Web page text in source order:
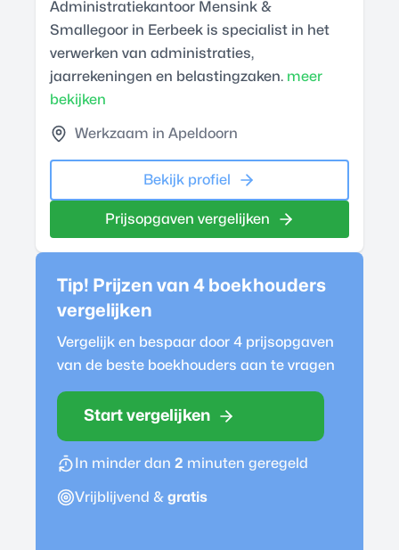
Administratiekantoor Mensink &
Smallegoor in Eerbeek is specialist in het
verwerken van administraties,
jaarrekeningen en belastingzaken. meer
bekijken
Werkzaam in Apeldoorn
Bekijk profiel
Prijsopgaven vergelijken
Tip! Prijzen van 4 boekhouders
vergelijken
Vergelijk en bespaar door 4 prijsopgaven
van de beste boekhouders aan te vragen
Start vergelijken
In minder dan 2 minuten geregeld
Vrijblijvend & gratis